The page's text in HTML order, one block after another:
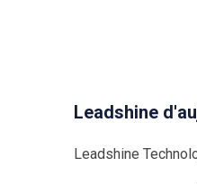
Leadshine
Leadshine